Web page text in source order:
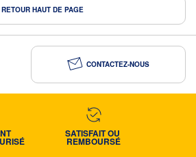
RETOUR HAUT DE PAGE
CONTACTEZ-NOUS
SATISFAIT OU
REMBOURSÉ